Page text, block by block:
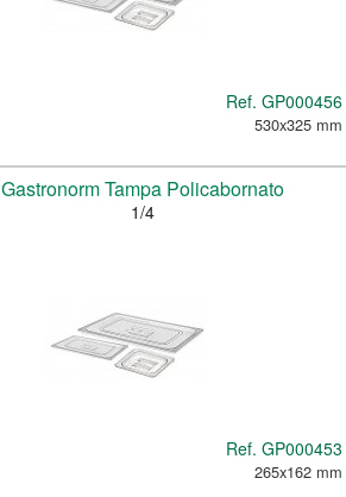
Ref. GP000456
530x325 mm
Ref. GP000453
265x162 mm
Gastronorm Tampa Policabornato
1/4